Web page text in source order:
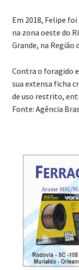
Em 2018, Felipe
na zona oeste do
Grande, na Região
Contra o foragido
sua extensa ficha
de uso restrito,
Fonte: Agência